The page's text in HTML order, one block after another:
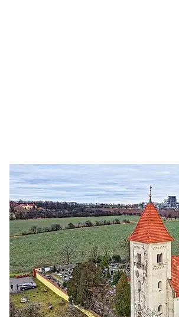
Zastanem se 03. 08. 2026
Politika • Volební seriál #02: Nová
městě
Jakými nástroji navrhujete vstupovat z
13 do procesů developerské výstavby
Třebonice a Chaby, kterou umožňuje
Metropolitn...